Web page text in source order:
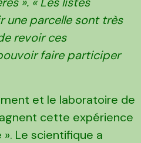
une parcelle sont très
revoir ces
faire participer
et le laboratoire de
cette expérience
Le scientifique a